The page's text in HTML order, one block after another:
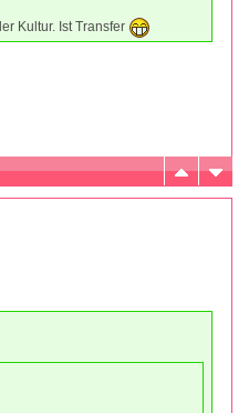
Kultur. Ist Transfer